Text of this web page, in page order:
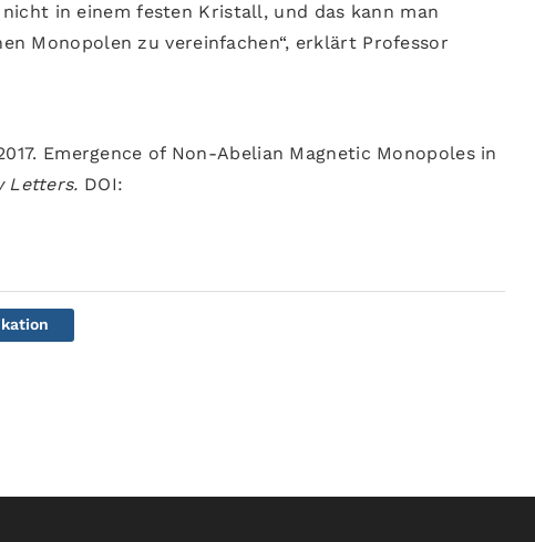
in einem festen Kristall, und das kann man
Monopolen zu vereinfachen“, erklärt Professor
Emergence of Non-Abelian Magnetic Monopoles in
Letters. DOI: